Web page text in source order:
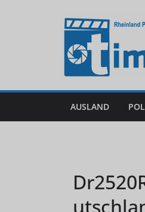
AUSLAND